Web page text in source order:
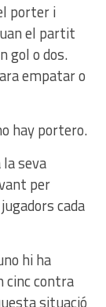
porter i
el partit
gol o dos.
empatar o
hay portero.
seva
per
cada
hi ha
cinc contra